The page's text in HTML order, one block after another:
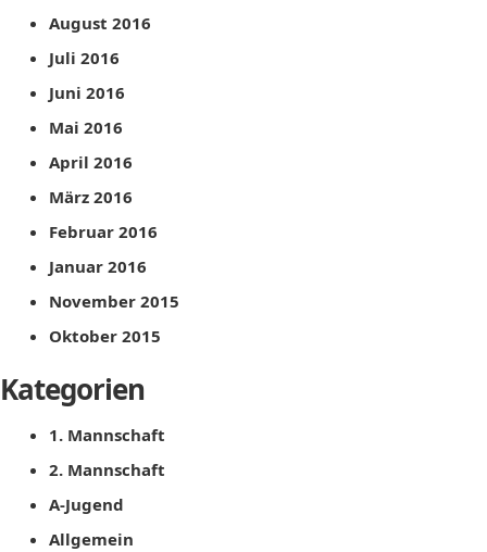
August 2016
Juli 2016
Juni 2016
Mai 2016
April 2016
März 2016
Februar 2016
Januar 2016
November 2015
Oktober 2015
Kategorien
1. Mannschaft
2. Mannschaft
A-Jugend
Allgemein